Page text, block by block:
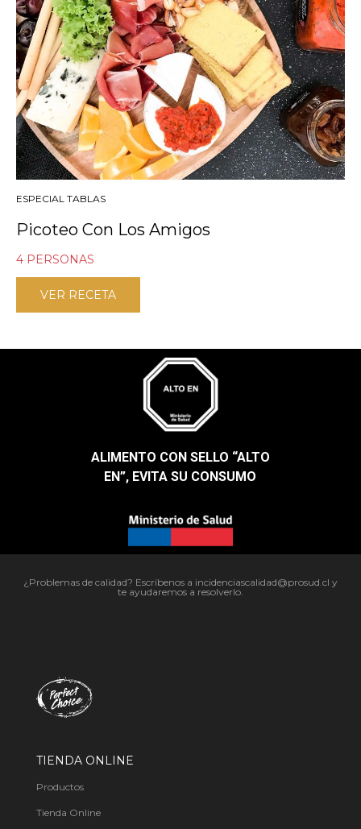
ESPECIAL TABLAS
Picoteo Con Los Amigos
4 PERSONAS
VER RECETA
ALIMENTO CON SELLO “ALTO
EN”, EVITA SU CONSUMO​
¿Problemas de calidad? Escríbenos a incidenciascalidad@prosud.cl y
te ayudaremos a resolverlo.
TIENDA ONLINE
Productos
Tienda Online